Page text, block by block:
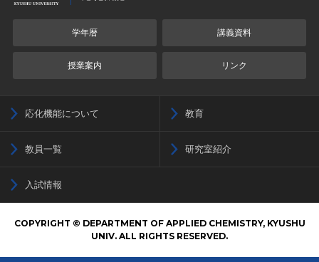
学年暦 講義資料
授業案内 リンク
応化機能について 教育
教員一覧 研究室紹介
入試情報
COPYRIGHT © DEPARTMENT OF APPLIED CHEMISTRY, KYUSHU
UNIV. ALL RIGHTS RESERVED.